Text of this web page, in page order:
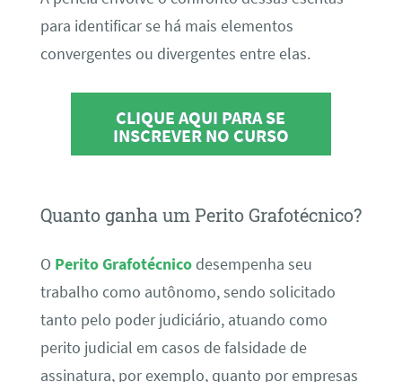
para identificar se há mais elementos
convergentes ou divergentes entre elas.
CLIQUE AQUI PARA SE
INSCREVER NO CURSO
Quanto ganha um Perito Grafotécnico?
O Perito Grafotécnicodesempenha seu
trabalho como autônomo, sendo solicitado
tanto pelo poder judiciário, atuando como
perito judicial em casos de falsidade de
assinatura, por exemplo, quanto por empresas